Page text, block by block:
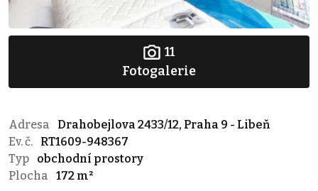
11
Fotogalerie
Adresa
Drahobejlova 2433/12, Praha 9 - Libeň
Ev. č.
RT1609-948367
Typ
obchodní prostory
Plocha
172 m²